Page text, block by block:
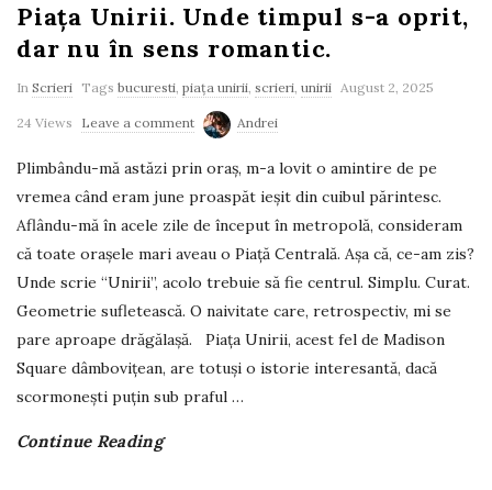
Piața Unirii. Unde timpul s-a oprit,
dar nu în sens romantic.
In Scrieri Tags bucuresti, piața unirii, scrieri, unirii August 2, 2025
24 Views Leave a comment Andrei
Plimbându-mă astăzi prin oraș, m-a lovit o amintire de pe
vremea când eram june proaspăt ieșit din cuibul părintesc.
Aflându-mă în acele zile de început în metropolă, consideram
că toate orașele mari aveau o Piață Centrală. Așa că, ce-am zis?
Unde scrie “Unirii”, acolo trebuie să fie centrul. Simplu. Curat.
Geometrie sufletească. O naivitate care, retrospectiv, mi se
pare aproape drăgălașă. Piața Unirii, acest fel de Madison
Square dâmbovițean, are totuși o istorie interesantă, dacă
scormonești puțin sub praful …
Continue Reading